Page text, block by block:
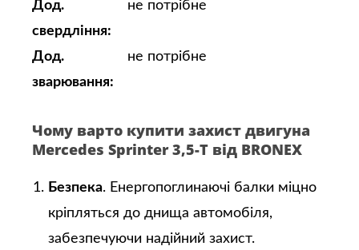
Дод.
свердління:
не потрібне
Дод.
зварювання:
не потрібне
Чому варто купити захист двигуна
Mercedes Sprinter 3,5-T від BRONEX
Безпека. Енергопоглинаючі балки міцно
кріпляться до днища автомобіля,
забезпечуючи надійний захист.